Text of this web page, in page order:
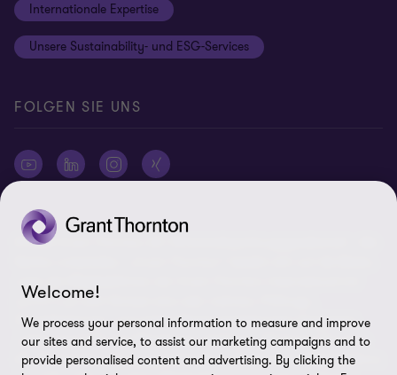
Login
Rechtliche Hinweise
Cookie-Einstellungen
Internationale Expertise
Unsere Sustainability- und ESG-Services
FOLGEN SIE UNS
© 2026 Grant Thornton AG Wirtschaftsprüfungsgesellschaft - Alle
unter der Mitgliedsfirmen der Grant Thornton International Ltd
(„GTIL“), je nach Kontext eine oder mehrere, Prüfungs-,
Steuerberatungs- und andere Beratungs-leistungen (insgesamt
„Leistungen“) für ihre Mandanten erbringen. Die Grant Thornton
AG Wirtschaftsprüfungsgesellschaft ist die deutsche Mitgliedsfirma
Welcome!
We process your personal information to measure and improve
our sites and service, to assist our marketing campaigns and to
provide personalised content and advertising. By clicking the